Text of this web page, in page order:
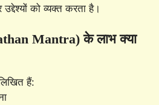
को व्यक्त करता है।
Mantra) के लाभ क्या
हैं: